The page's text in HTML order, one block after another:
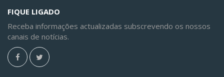
FIQUE LIGADO
Receba informações actualizadas subscrevendo os nossos
canais de notícias.